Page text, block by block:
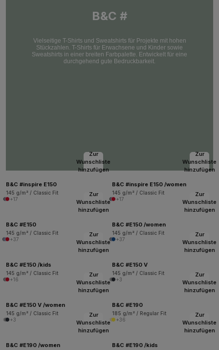
B&C #
Vielseitige T-Shirts und Sweatshirts für Projekte mit hohen
Stückzahlen. T-Shirts für Erwachsene und Kinder sowie
Sweatshirts in einer breiten Farbpalette. Entwickelt für eine
durchgehend gute Bedruckbarkeit.
Zur
Wunschliste
hinzufügen
B&C #inspire E150
145 g/m² / Classic Fit
+17
Zur
Wunschliste
hinzufügen
B&C #inspire E150 /women
145 g/m² / Classic Fit
+17
Zur
Wunschliste
hinzufügen
B&C #E150
145 g/m² / Classic Fit
+37
Zur
Wunschliste
hinzufügen
B&C #E150 /women
145 g/m² / Classic Fit
+37
Zur
Wunschliste
hinzufügen
B&C #E150 /kids
145 g/m² / Classic Fit
+16
Zur
Wunschliste
hinzufügen
B&C #E150 V
145 g/m² / Classic Fit
+3
Zur
Wunschliste
hinzufügen
B&C #E150 V /women
145 g/m² / Classic Fit
+3
Zur
Wunschliste
hinzufügen
B&C #E190
185 g/m² / Regular Fit
+36
Zur
Wunschliste
hinzufügen
B&C #E190 /women
Zur
Wunschliste
hinzufügen
B&C #E190 /kids